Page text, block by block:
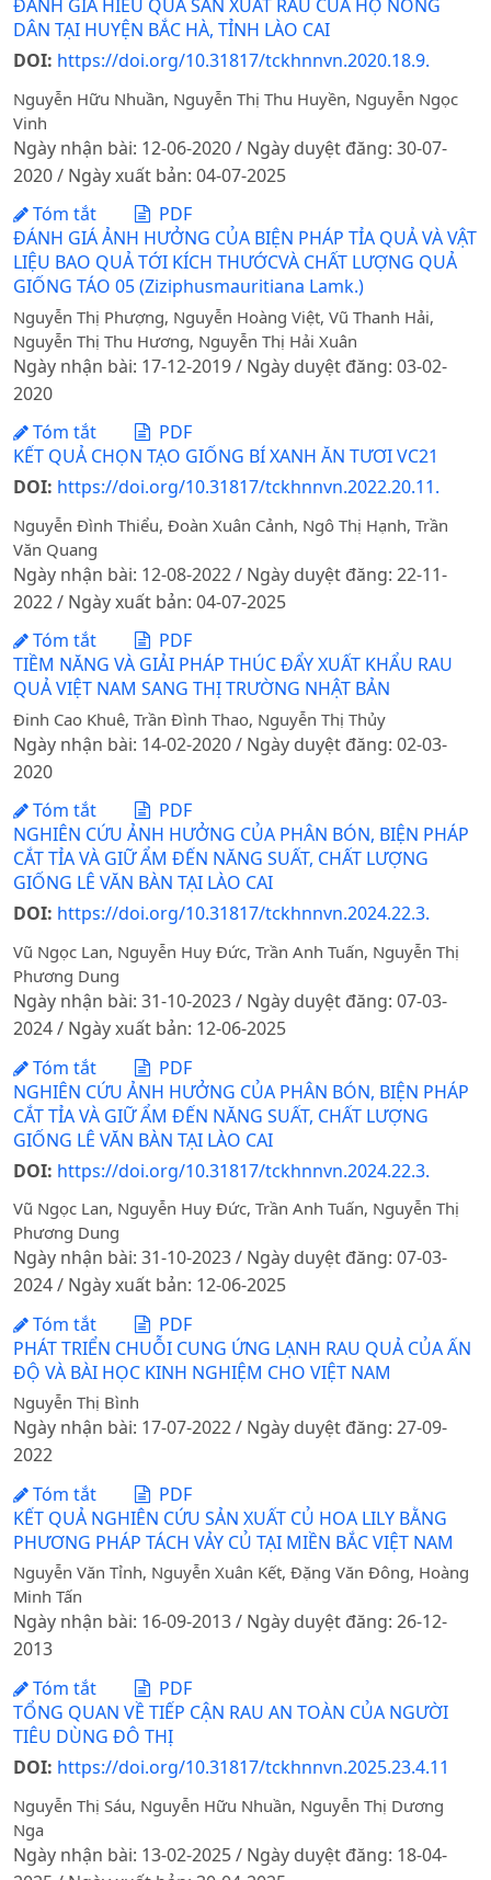
ĐÁNH GIÁ HIÊU QUẢ SẢN XUẤT RAU CỦA HỘ NÔNG
DÂN TẠI HUYỆN BẮC HÀ, TỈNH LÀO CAI
DOI: https://doi.org/10.31817/tckhnnvn.2020.18.9.
Nguyễn Hữu Nhuần, Nguyễn Thị Thu Huyền, Nguyễn Ngọc
Vinh
Ngày nhận bài: 12-06-2020 / Ngày duyệt đăng: 30-07-
2020 / Ngày xuất bản: 04-07-2025
Tóm tắt
PDF
ĐÁNH GIÁ ẢNH HƯỞNG CỦA BIỆN PHÁP TỈA QUẢ VÀ VẬT
LIỆU BAO QUẢ TỚI KÍCH THƯỚCVÀ CHẤT LƯỢNG QUẢ
GIỐNG TÁO 05 (Ziziphusmauritiana Lamk.)
Nguyễn Thị Phượng, Nguyễn Hoàng Việt, Vũ Thanh Hải,
Nguyễn Thị Thu Hương, Nguyễn Thị Hải Xuân
Ngày nhận bài: 17-12-2019 / Ngày duyệt đăng: 03-02-
2020
Tóm tắt
PDF
KẾT QUẢ CHỌN TẠO GIỐNG BÍ XANH ĂN TƯƠI VC21
DOI: https://doi.org/10.31817/tckhnnvn.2022.20.11.
Nguyễn Đình Thiểu, Đoàn Xuân Cảnh, Ngô Thị Hạnh, Trần
Văn Quang
Ngày nhận bài: 12-08-2022 / Ngày duyệt đăng: 22-11-
2022 / Ngày xuất bản: 04-07-2025
Tóm tắt
PDF
TIỀM NĂNG VÀ GIẢI PHÁP THÚC ĐẨY XUẤT KHẨU RAU
QUẢ VIỆT NAM SANG THỊ TRƯỜNG NHẬT BẢN
Đinh Cao Khuê, Trần Đình Thao, Nguyễn Thị Thủy
Ngày nhận bài: 14-02-2020 / Ngày duyệt đăng: 02-03-
2020
Tóm tắt
PDF
NGHIÊN CỨU ẢNH HƯỞNG CỦA PHÂN BÓN, BIỆN PHÁP
CẮT TỈA VÀ GIỮ ẨM ĐẾN NĂNG SUẤT, CHẤT LƯỢNG
GIỐNG LÊ VĂN BÀN TẠI LÀO CAI
DOI: https://doi.org/10.31817/tckhnnvn.2024.22.3.
Vũ Ngọc Lan, Nguyễn Huy Đức, Trần Anh Tuấn, Nguyễn Thị
Phương Dung
Ngày nhận bài: 31-10-2023 / Ngày duyệt đăng: 07-03-
2024 / Ngày xuất bản: 12-06-2025
Tóm tắt
PDF
NGHIÊN CỨU ẢNH HƯỞNG CỦA PHÂN BÓN, BIỆN PHÁP
CẮT TỈA VÀ GIỮ ẨM ĐẾN NĂNG SUẤT, CHẤT LƯỢNG
GIỐNG LÊ VĂN BÀN TẠI LÀO CAI
DOI: https://doi.org/10.31817/tckhnnvn.2024.22.3.
Vũ Ngọc Lan, Nguyễn Huy Đức, Trần Anh Tuấn, Nguyễn Thị
Phương Dung
Ngày nhận bài: 31-10-2023 / Ngày duyệt đăng: 07-03-
2024 / Ngày xuất bản: 12-06-2025
Tóm tắt
PDF
PHÁT TRIỂN CHUỖI CUNG ỨNG LẠNH RAU QUẢ CỦA ẤN
ĐỘ VÀ BÀI HỌC KINH NGHIỆM CHO VIỆT NAM
Nguyễn Thị Bình
Ngày nhận bài: 17-07-2022 / Ngày duyệt đăng: 27-09-
2022
Tóm tắt
PDF
KẾT QUẢ NGHIÊN CỨU SẢN XUẤT CỦ HOA LILY BẰNG
PHƯƠNG PHÁP TÁCH VẢY CỦ TẠI MIỀN BẮC VIỆT NAM
Nguyễn Văn Tỉnh, Nguyễn Xuân Kết, Đặng Văn Đông, Hoàng
Minh Tấn
Ngày nhận bài: 16-09-2013 / Ngày duyệt đăng: 26-12-
2013
Tóm tắt
PDF
TỔNG QUAN VỀ TIẾP CẬN RAU AN TOÀN CỦA NGƯỜI
TIÊU DÙNG ĐÔ THỊ
DOI: https://doi.org/10.31817/tckhnnvn.2025.23.4.11
Nguyễn Thị Sáu, Nguyễn Hữu Nhuần, Nguyễn Thị Dương
Nga
Ngày nhận bài: 13-02-2025 / Ngày duyệt đăng: 18-04-